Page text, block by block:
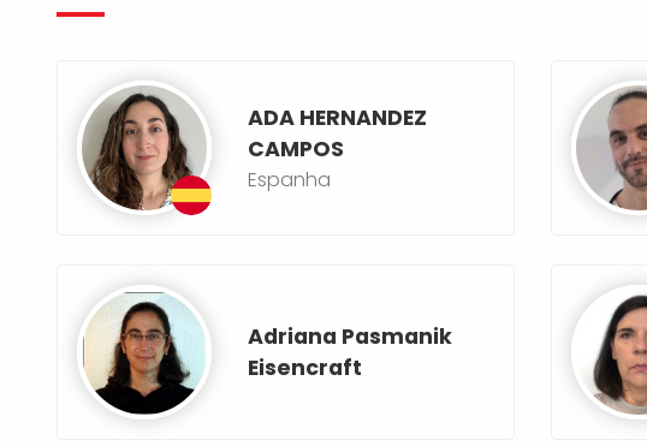
ADA HERNANDEZ
CAMPOS
Espanha
Adriana Pasmanik
Eisencraft